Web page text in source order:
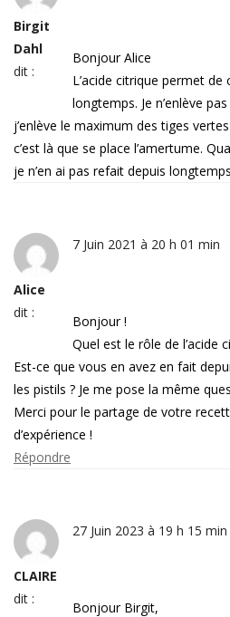
Birgit
Dahl
dit :
Bonjour Alice
L’acide citrique permet
longtemps. Je n’enlève
j’enlève le maximum des tiges
c’est là que se place l’amertume.
je n’en ai pas refait depuis
Alice
dit :
7 Juin 2021 à 20 h 01 min
Bonjour !
Quel est le rôle de l’acide
Est-ce que vous en avez en fait
les pistils ? Je me pose la même
Merci pour le partage de votre
d’expérience !
Répondre
CLAIRE
dit :
27 Juin 2023 à 19 h 15 min
Bonjour Birgit,